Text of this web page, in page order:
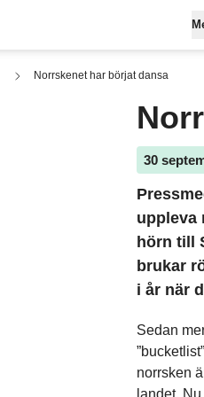
Gå
Logga
Allt
Om
Lediga
Norrskenet har börjat dansa
30
uppleva
hörn till
brukar
i år när
Sedan
norrsken